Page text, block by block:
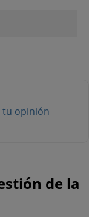
tu opinión
de la